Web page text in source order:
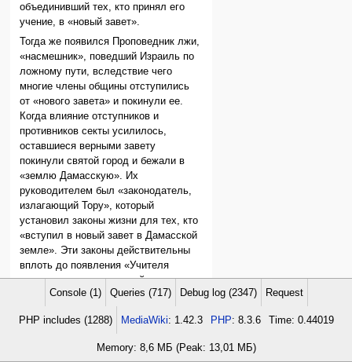
объединивший тех, кто принял его
учение, в «новый завет».
Тогда же появился Проповедник лжи,
«насмешник», поведший Израиль по
ложному пути, вследствие чего
многие члены общины отступились
от «нового завета» и покинули ее.
Когда влияние отступников и
противников секты усилилось,
оставшиеся верными завету
покинули святой город и бежали в
«землю Дамасскую». Их
руководителем был «законодатель,
излагающий Тору», который
установил законы жизни для тех, кто
«вступил в новый завет в Дамасской
земле». Эти законы действительны
вплоть до появления «Учителя
праведности в конце дней».
Под «людьми насмешки»,
следовавшими за Проповедником
подразумеваютсяфарисеи,
Console (1) Queries (717) Debug log (2347) Request
PHP includes (1288) MediaWiki: 1.42.3 PHP: 8.3.6 Time: 0.44019
Memory: 8,6 МБ (Peak: 13,01 МБ)